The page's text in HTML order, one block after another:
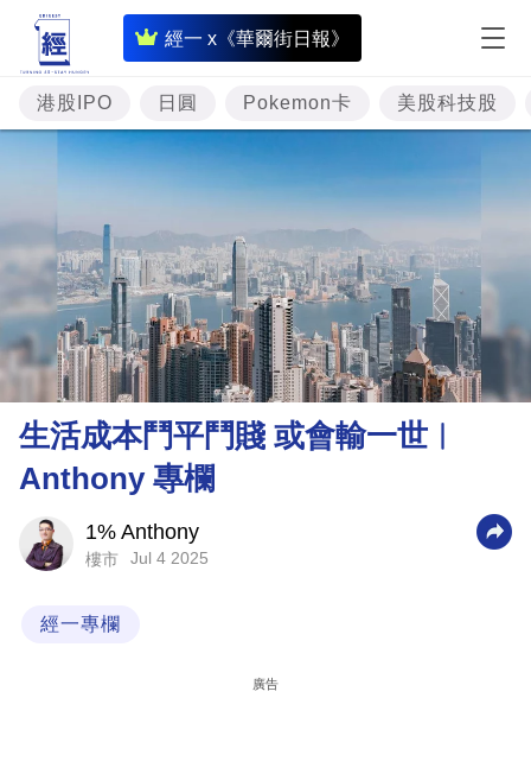
經一 x《華爾街日報》
即
時
財
經
專
投
資
樓
市
理
商
科
港股IPO 日圓 Pokemon卡 美股科技股
生活成本鬥平鬥賤 或會輸一世︳
Anthony 專欄
1% Anthony
樓市 Jul 4 2025
經一專欄
廣告